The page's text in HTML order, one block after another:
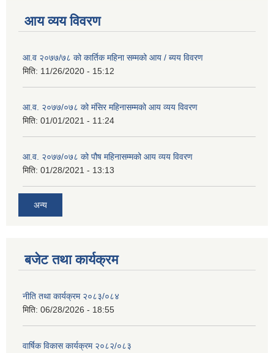
आय व्यय विवरण
आ.व २०७७/७८ को कार्तिक महिना सम्मको आय / ब्यय विवरण
मिति: 11/26/2020 - 15:12
आ.व. २०७७/०७८ को मंसिर महिनासम्मको आय व्यय विवरण
मिति: 01/01/2021 - 11:24
आ.व. २०७७/०७८ को पौष महिनासम्मको आय व्यय विवरण
मिति: 01/28/2021 - 13:13
अन्य
बजेट तथा कार्यक्रम
नीति तथा कार्यक्रम २०८३/०८४
मिति: 06/28/2026 - 18:55
वार्षिक विकास कार्यक्रम २०८२/०८३